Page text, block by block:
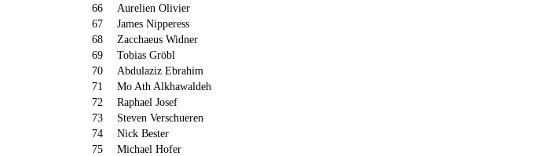
66
Aurelien Olivier
67
James Nipperess
68
Zacchaeus Widner
69
Tobias Gröbl
70
Abdulaziz Ebrahim
71
Mo Ath Alkhawaldeh
72
Raphael Josef
73
Steven Verschueren
74
Nick Bester
75
Michael Hofer